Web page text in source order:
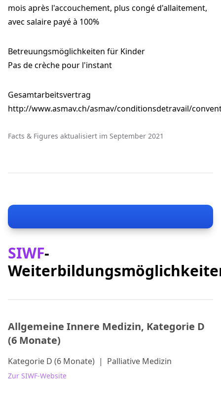
mois après l'accouchement, plus congé d'allaitement,
avec salaire payé à 100%
Betreuungsmöglichkeiten für Kinder
Pas de crèche pour l'instant
Gesamtarbeitsvertrag
http://www.asmav.ch/asmav/conditionsdetravail/
Facts & Figures aktualisiert im September 2021
SIWF-
Allgemeine Innere Medizin, Kategorie D
(6 Monate)
Kategorie D (6 Monate) | Palliative Medizin
Zur SIWF-Website